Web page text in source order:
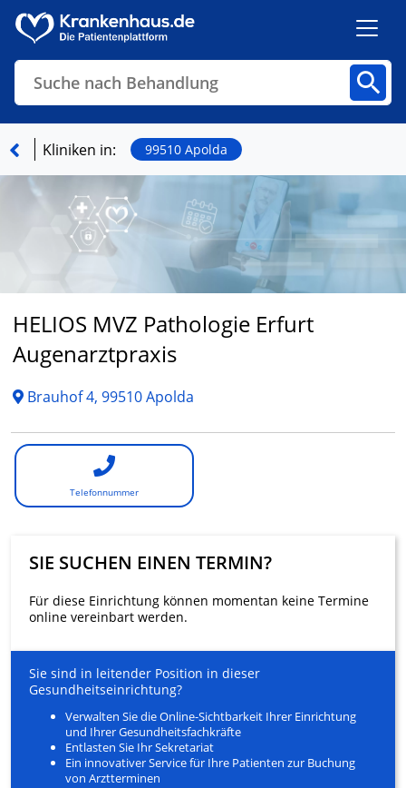
Suche nach Behandlung
Finden
Kliniken in: 99510 Apolda
HELIOS MVZ Pathologie Erfurt
Augenarztpraxis
Brauhof 4, 99510 Apolda
Telefonnummer
SIE SUCHEN EINEN TERMIN?
Für diese Einrichtung können momentan keine Termine
online vereinbart werden.
Sie sind in leitender Position in dieser
Gesundheitseinrichtung?
Verwalten Sie die Online-Sichtbarkeit Ihrer Einrichtung
und Ihrer Gesundheitsfachkräfte
Entlasten Sie Ihr Sekretariat
Ein innovativer Service für Ihre Patienten zur Buchung
von Arztterminen